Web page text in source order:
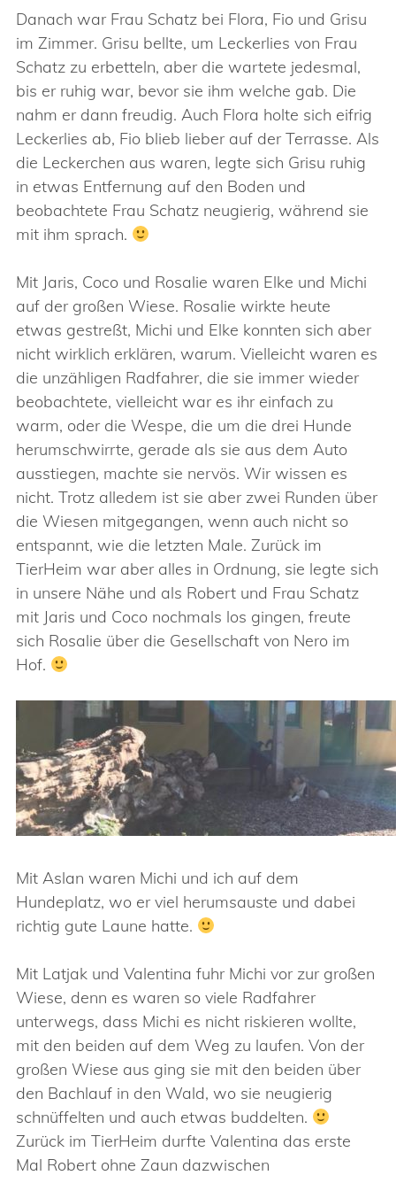
Danach war Frau Schatz bei Flora, Fio und Grisu
im Zimmer. Grisu bellte, um Leckerlies von Frau
Schatz zu erbetteln, aber die wartete jedesmal,
bis er ruhig war, bevor sie ihm welche gab. Die
nahm er dann freudig. Auch Flora holte sich eifrig
Leckerlies ab, Fio blieb lieber auf der Terrasse. Als
die Leckerchen aus waren, legte sich Grisu ruhig
in etwas Entfernung auf den Boden und
beobachtete Frau Schatz neugierig, während sie
mit ihm sprach.
Mit Jaris, Coco und Rosalie waren Elke und Michi
auf der großen Wiese. Rosalie wirkte heute
etwas gestreßt, Michi und Elke konnten sich aber
nicht wirklich erklären, warum. Vielleicht waren es
die unzähligen Radfahrer, die sie immer wieder
beobachtete, vielleicht war es ihr einfach zu
warm, oder die Wespe, die um die drei Hunde
herumschwirrte, gerade als sie aus dem Auto
ausstiegen, machte sie nervös. Wir wissen es
nicht. Trotz alledem ist sie aber zwei Runden über
die Wiesen mitgegangen, wenn auch nicht so
entspannt, wie die letzten Male. Zurück im
TierHeim war aber alles in Ordnung, sie legte sich
in unsere Nähe und als Robert und Frau Schatz
mit Jaris und Coco nochmals los gingen, freute
sich Rosalie über die Gesellschaft von Nero im
Hof.
Mit Aslan waren Michi und ich auf dem
Hundeplatz, wo er viel herumsauste und dabei
richtig gute Laune hatte.
Mit Latjak und Valentina fuhr Michi vor zur großen
Wiese, denn es waren so viele Radfahrer
unterwegs, dass Michi es nicht riskieren wollte,
mit den beiden auf dem Weg zu laufen. Von der
großen Wiese aus ging sie mit den beiden über
den Bachlauf in den Wald, wo sie neugierig
schnüffelten und auch etwas buddelten.
Zurück im TierHeim durfte Valentina das erste
Mal Robert ohne Zaun dazwischen